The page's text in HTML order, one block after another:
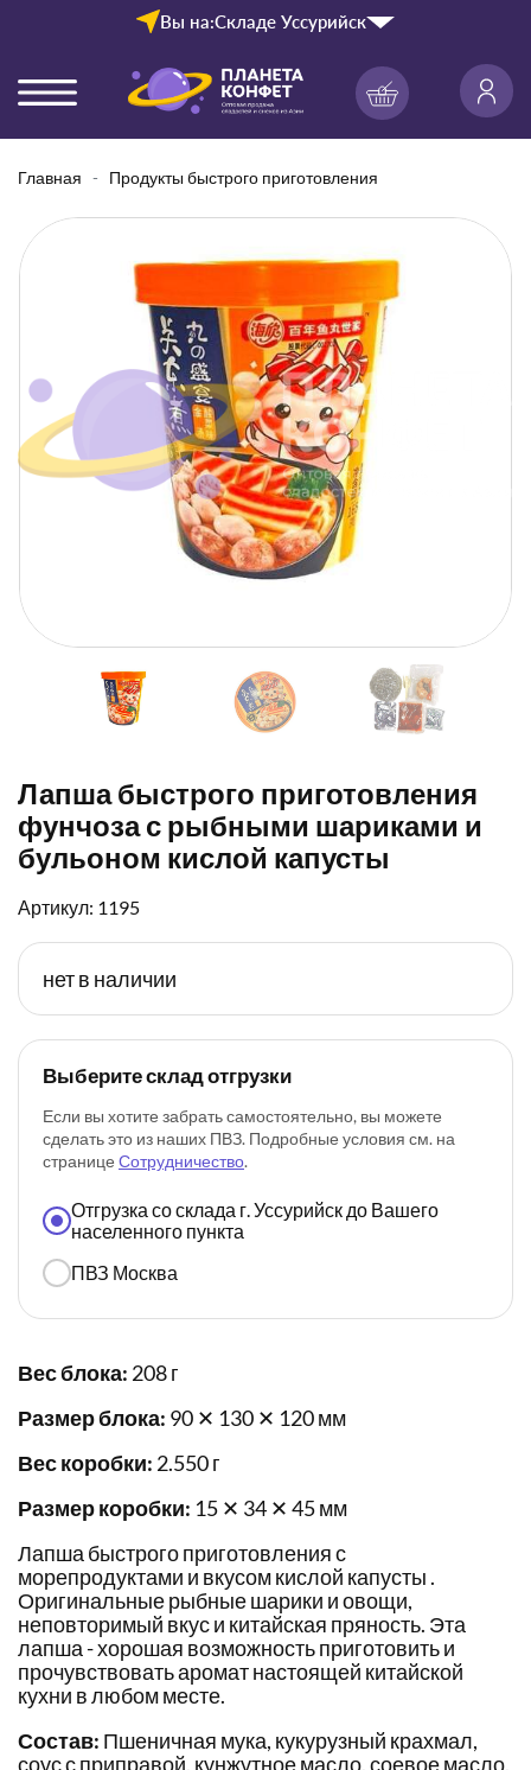
Вы на:Складе Уссурийск
Главная Продукты быстрого приготовления
Лапша быстрого приготовления
фунчоза с рыбными шариками и
бульоном кислой капусты
Артикул: 1195
нет в наличии
Выберите склад отгрузки
Если вы хотите забрать самостоятельно, вы можете
сделать это из наших ПВЗ. Подробные условия см. на
странице Сотрудничество.
Отгрузка со склада г. Уссурийск до Вашего
населенного пункта
ПВЗ Москва
Вес блока: 208 г
Размер блока: 90 ✕ 130 ✕ 120 мм
Вес коробки: 2.550 г
Размер коробки: 15 ✕ 34 ✕ 45 мм
Лапша быстрого приготовления с
морепродуктами и вкусом кислой капусты .
Оригинальные рыбные шарики и овощи,
неповторимый вкус и китайская пряность. Эта
лапша - хорошая возможность приготовить и
прочувствовать аромат настоящей китайской
кухни в любом месте.
Состав: Пшеничная мука, кукурузный крахмал,
соус с приправой, кунжутное масло, соевое масло,